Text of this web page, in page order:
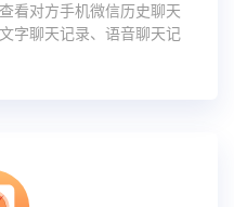
看对方手机微信历史聊天
字聊天记录、语音聊天记